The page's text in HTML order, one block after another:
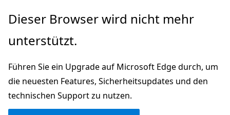
Zu
wechseln
Dieser Browser wird nicht mehr
unterstützt.
Führen Sie ein Upgrade auf Microsoft Edge durch, um
die neuesten Features, Sicherheitsupdates und den
technischen Support zu nutzen.